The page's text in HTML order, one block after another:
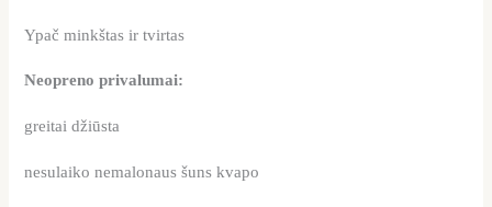
Ypač minkštas ir tvirtas
Neopreno privalumai:
greitai džiūsta
nesulaiko nemalonaus šuns kvapo